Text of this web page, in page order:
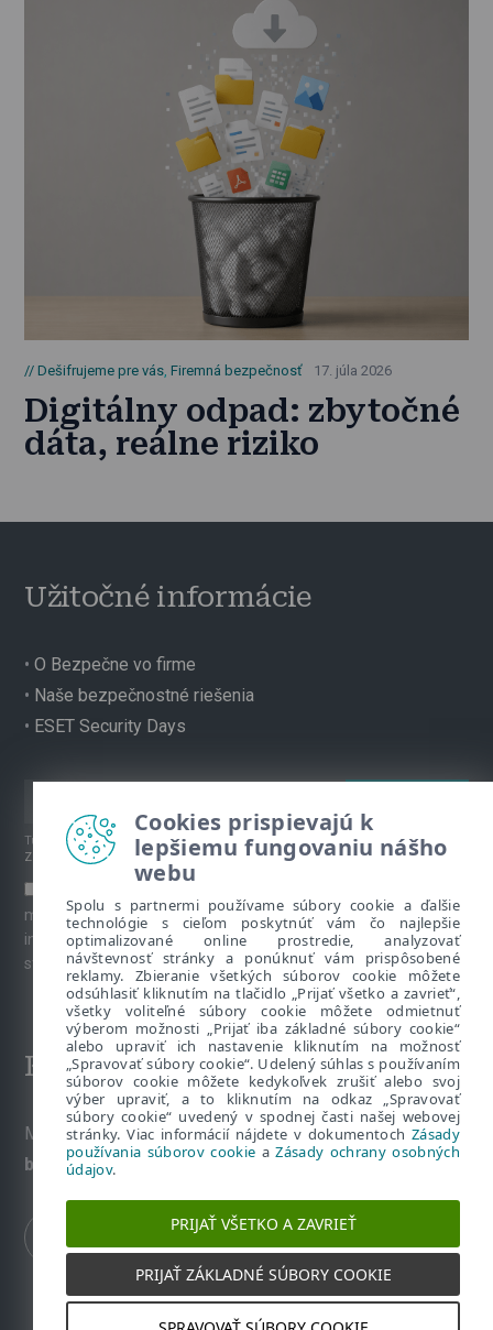
Dešifrujeme pre vás,Firemná bezpečnosť 17. júla 2026
Digitálny odpad: zbytočné
dáta, reálne riziko
Užitočné informácie
•O Bezpečne vo firme
• Naše bezpečnostné riešenia
• ESET Security Days
Túto stránku chráni reCAPTCHA, platiaPravidlá ochrany súkromiaa
Zmluvné podmienkyspoločnosti Google.
marketingových materiálov prostredníctvom emailu. Viac
informácií o spracúvaní osobných údajov je k dispozícii na
stránke venovanej
Ochrane súkromia.
Kontakt
Máte nezodpovedané otázky? Napíšte nám:
bezpecnevofirme@eset.sk
Cookies prispievajú k
lepšiemu fungovaniu nášho
webu
Spolu s partnermi používame súbory cookie a ďalšie
technológie s cieľom poskytnúť vám čo najlepšie
optimalizované online prostredie, analyzovať
návštevnosť stránky a ponúknuť vám prispôsobené
reklamy. Zbieranie všetkých súborov cookie môžete
odsúhlasiť kliknutím na tlačidlo „Prijať všetko a zavrieť“,
všetky voliteľné súbory cookie môžete odmietnuť
výberom možnosti „Prijať iba základné súbory cookie“
alebo upraviť ich nastavenie kliknutím na možnosť
„Spravovať súbory cookie“. Udelený súhlas s používaním
súborov cookie môžete kedykoľvek zrušiť alebo svoj
výber upraviť, a to kliknutím na odkaz „Spravovať
súbory cookie“ uvedený v spodnej časti našej webovej
stránky. Viac informácií nájdete v dokumentoch Zásady
používania súborov cookie aZásady ochrany osobných
údajov.
PRIJAŤ VŠETKO A ZAVRIEŤ
PRIJAŤ ZÁKLADNÉ SÚBORY COOKIE